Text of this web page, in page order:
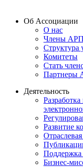
Об Ассоциации
О нас
Члены
Структура
Комитеты
Стать
Партнеры
Деятельность
Развитие
Поддержка
Бизнес-